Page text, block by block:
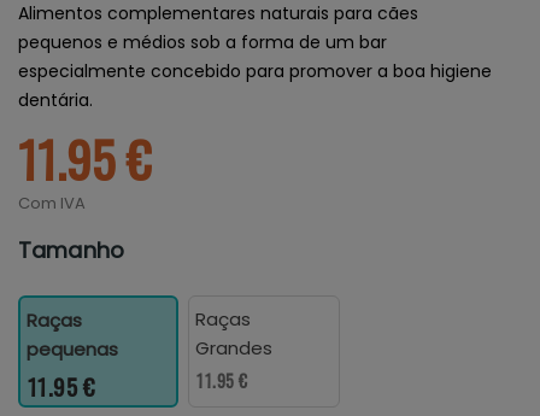
Alimentos complementares naturais para cães
pequenos e médios sob a forma de um bar
especialmente concebido para promover a boa higiene
dentária.
11.95 €
Com IVA
Tamanho
Raças
pequenas
11.95 €
Raças
Grandes
11.95 €